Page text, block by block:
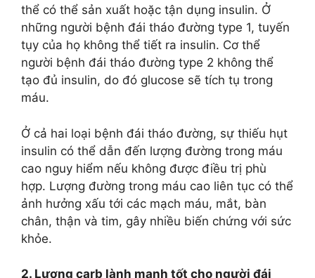
thể có thể sản xuất hoặc tận dụng insulin. Ở
những người bệnh đái tháo đường type 1, tuyến
tụy của họ không thể tiết ra insulin. Cơ thể
người bệnh đái tháo đường type 2 không thể
tạo đủ insulin, do đó glucose sẽ tích tụ trong
máu.
Ở cả hai loại bệnh đái tháo đường, sự thiếu hụt
insulin có thể dẫn đến lượng đường trong máu
cao nguy hiểm nếu không được điều trị phù
hợp. Lượng đường trong máu cao liên tục có thể
ảnh hưởng xấu tới các mạch máu, mắt, bàn
chân, thận và tim, gây nhiều biến chứng với sức
khỏe.
2. Lượng carb lành mạnh tốt cho người đái